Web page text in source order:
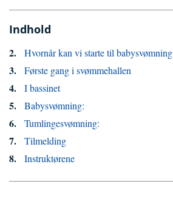
Indhold
Hvornår kan vi starte til babysvømning
Første gang i svømmehallen
I bassinet
Babysvømning:
Tumlingesvømning:
Tilmelding
Instruktørene